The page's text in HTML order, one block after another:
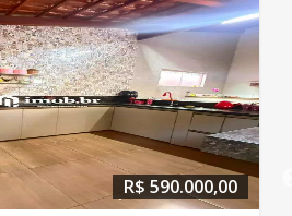
R$ 590.000,00